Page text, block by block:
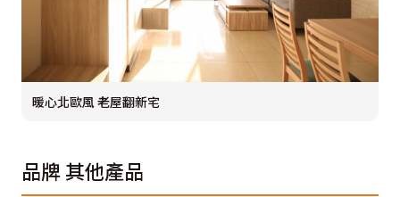
暖心北歐風 老屋翻新宅
品牌其他產品